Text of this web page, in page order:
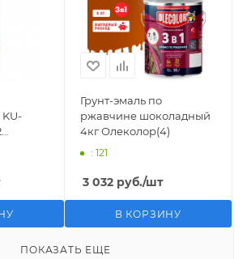
Грунт-эмаль по
ржавчине шоколадный
4кг Олеколор(4)
: 121
3 032 руб./шт
В КОРЗИНУ
ПОКАЗАТЬ ЕЩЕ